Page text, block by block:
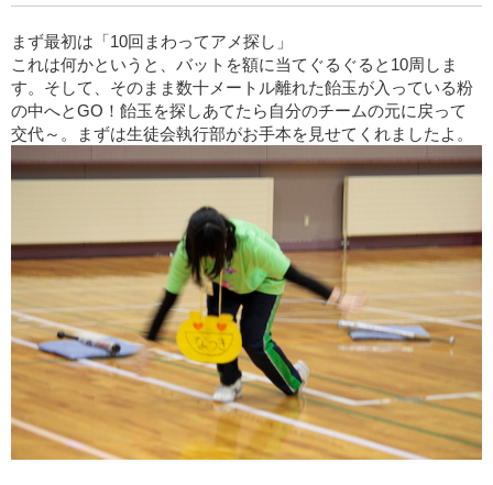
まず最初は「10回まわってアメ探し」
これは何かというと、バットを額に当てぐるぐると 10周し ま
す。そして、そのまま数十メートル離れた飴玉が入っている粉
の中へとGO ！飴玉を探しあてたら自分のチームの元に戻って
交代～。まずは生徒会執行部がお手本を見せてくれましたよ。